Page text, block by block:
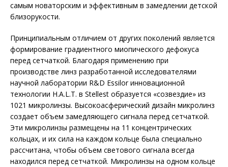
самым новаторским и эффективным в замедлении детской
близорукости.
Принципиальным отличием от других поколений является
формирование градиентного мио­пического дефокуса
перед сетчаткой. Благодаря применению при
производстве линз разработанной исследователями
научной лаборатории R&D Essilor инновационной
технологии H.A.L.T. в Stellest образуется «созвездие» из
1021 микролинзы. Высокоасферический дизайн микролинз
создает объем замедляющего сигнала перед сетчаткой.
Эти микролинзы размещены на 11 концентрических
кольцах, и их сила на каждом кольце была специально
рассчитана, чтобы объем светового сигнала всегда
находился перед сетчаткой. Микролинзы на одном кольце